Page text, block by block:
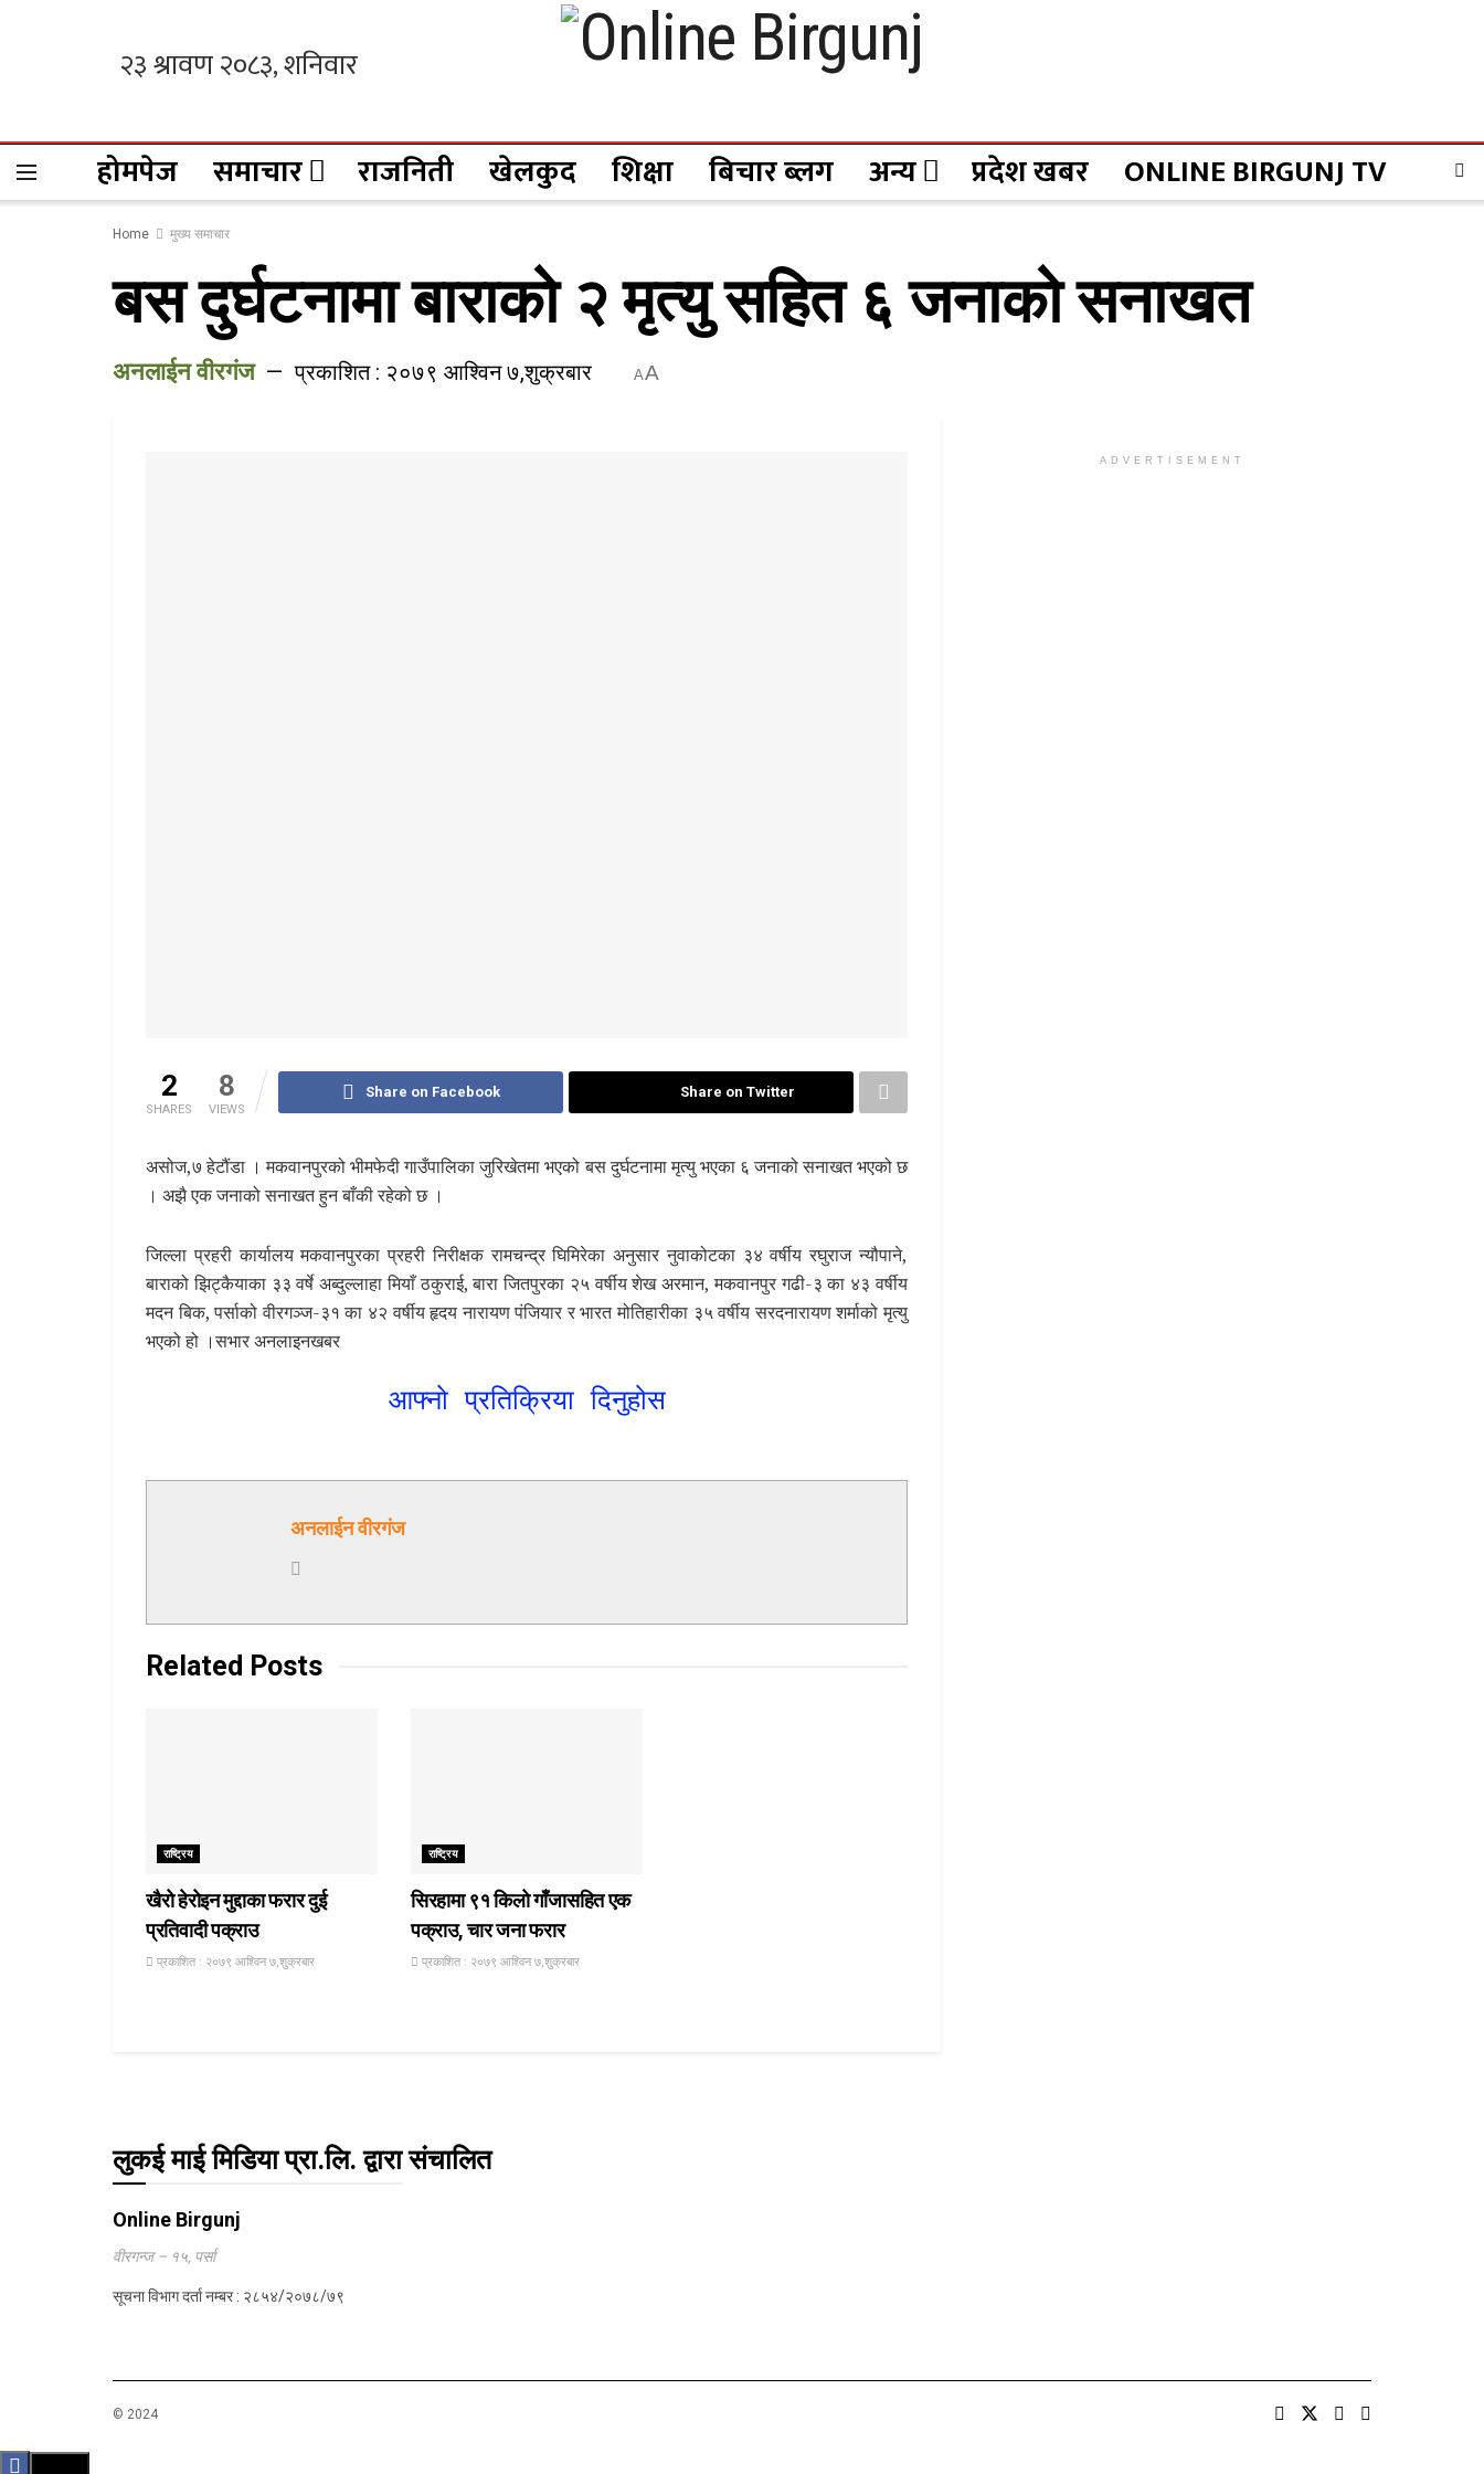
होमपेज समाचार राजनिती खेलकुद शिक्षा बिचार ब्लग अन्य प्रदेश खबर ONLINE BIRGUNJ TV
Home मुख्य समाचार
बस दुर्घटनामा बाराको २ मृत्यु सहित ६ जनाको सनाखत
अनलाईन वीरगंज प्रकाशित : २०७९ आश्विन ७,शुक्रबार AA
2
SHARES
8
VIEWS
Share on Facebook Share on Twitter
असोज,७ हेटौंडा । मकवानपुरको भीमफेदी गाउँपालिका जुरिखेतमा भएको बस दुर्घटनामा मृत्यु भएका ६ जनाको सनाखत भएको छ
। अझै एक जनाको सनाखत हुन बाँकी रहेको छ ।
जिल्ला प्रहरी कार्यालय मकवानपुरका प्रहरी निरीक्षक रामचन्द्र घिमिरेका अनुसार नुवाकोटका ३४ वर्षीय रघुराज न्यौपाने,
बाराको झिट्कैयाका ३३ वर्षे अब्दुल्लाहा मियाँ ठकुराई, बारा जितपुरका २५ वर्षीय शेख अरमान, मकवानपुर गढी-३ का ४३ वर्षीय
मदन बिक, पर्साको वीरगञ्ज-३१ का ४२ वर्षीय हृदय नारायण पंजियार र भारत मोतिहारीका ३५ वर्षीय सरदनारायण शर्माको मृत्यु
भएको हो ।सभार अनलाइनखबर
आफ्नो प्रतिक्रिया दिनुहोस
अनलाईन वीरगंज
Related Posts
राष्ट्रिय
खैरो हेरोइन मुद्दाका फरार दुई
प्रतिवादी पक्राउ
प्रकाशित : २०७९ आश्विन ७,शुक्रबार
राष्ट्रिय
सिरहामा ९१ किलो गाँजासहित एक
पक्राउ, चार जना फरार
प्रकाशित : २०७९ आश्विन ७,शुक्रबार
ADVERTISEMENT
लुकई माई मिडिया प्रा.लि. द्वारा संचालित
Online Birgunj
वीरगन्ज – १५, पर्सा
सूचना विभाग दर्ता नम्बर : २८५४/२०७८/७९
© 2024